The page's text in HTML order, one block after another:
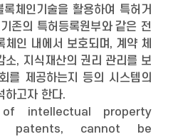
체인기술을 활용하여 특허거
존의 특허등록원부와 같은 전
인 내에서 보호되며, 계약 체
소, 지식재산의 권리 관리를 보
를 제공하는지 등의 시스템의
하고자 한다.
of intellectual property
patents, cannot be